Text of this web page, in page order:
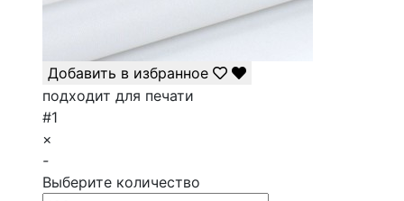
Добавить в избранное
подходит для печати
#1
×
-
Выберите количество